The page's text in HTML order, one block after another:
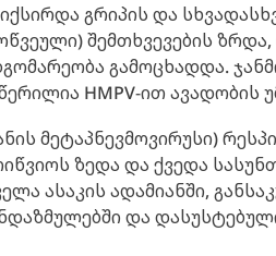
გრიპის და
შემთხვევების
გამოცხადდა.
HMPV-ით ავადობის
მეტაპნევმოვირუსი)
ზედა და ქვედა
ასაკის ადამიანში,
და